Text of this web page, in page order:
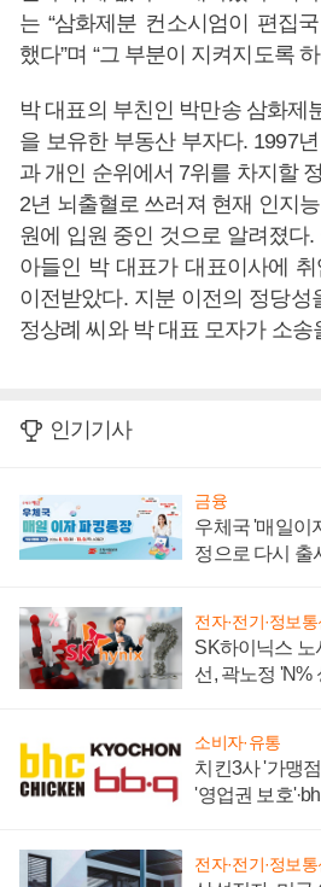
는 “삼화제분 컨소시엄이 편집
했다”며 “그 부분이 지켜지도록
박 대표의 부친인 박만송 삼화제
을 보유한 부동산 부자다. 1997
과 개인 순위에서 7위를 차지할
2년 뇌출혈로 쓰러져 현재 인지
원에 입원 중인 것으로 알려졌다
아들인 박 대표가 대표이사에
이전받았다. 지분 이전의 정당성
정상례 씨와 박 대표 모자가 소송
인기기사
금융
우체국 '매일이
정으로 다시 출
전자·전기·정보통
SK하이닉스 노
선, 곽노정 'N%
소비자·유통
치킨3사 '가맹
'영업권 보호
전자·전기·정보통